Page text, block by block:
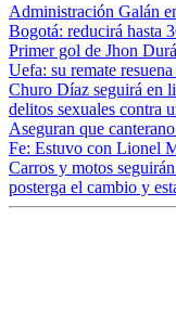
Administración Galán
Bogotá: reducirá hasta
Primer gol de Jhon
Uefa: su remate
Churo Díaz seguirá en
delitos sexuales contra
Aseguran que
Fe: Estuvo con Lionel
Carros y motos
posterga el cambio y